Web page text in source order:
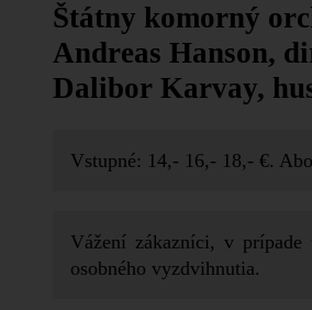
Štátny komorný
Andreas Hanson,
Dalibor Karvay,
Vstupné: 14,- 16,- 18,- €.
Vážení zákazníci, v
osobného vyzdvihnutia.